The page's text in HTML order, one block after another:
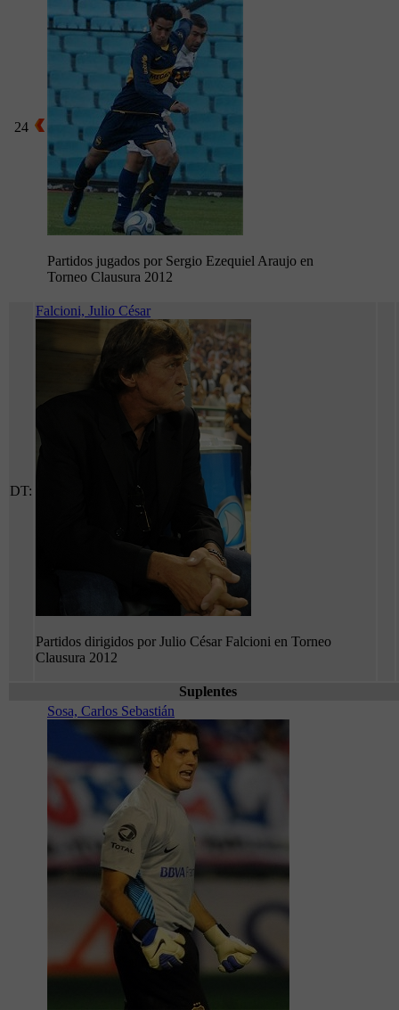
24
Partidos jugados por Sergio Ezequiel Araujo en
Torneo Clausura 2012
DT:
Falcioni, Julio César
Partidos dirigidos por Julio César Falcioni en Torneo
Clausura 2012
Suplentes
Sosa, Carlos Sebastián